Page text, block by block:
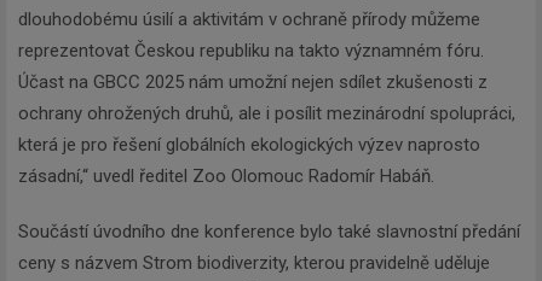
dlouhodobému úsilí a aktivitám v ochraně přírody můžeme
reprezentovat Českou republiku na takto významném fóru.
Účast na GBCC 2025 nám umožní nejen sdílet zkušenosti z
ochrany ohrožených druhů, ale i posílit mezinárodní spolupráci,
která je pro řešení globálních ekologických výzev naprosto
zásadní,“ uvedl ředitel Zoo Olomouc Radomír Habáň.
Součástí úvodního dne konference bylo také slavnostní předání
ceny s názvem Strom biodiverzity, kterou pravidelně uděluje